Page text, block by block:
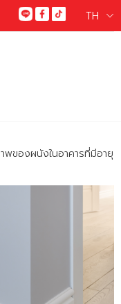
TH
พของผนังในอาคารที่มีอายุ